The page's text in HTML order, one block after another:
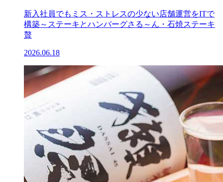
新入社員でもミス・ストレスの少ない店舗運営をITで
構築～ステーキとハンバーグさる～ん・石焼ステーキ
贅
2026.06.18